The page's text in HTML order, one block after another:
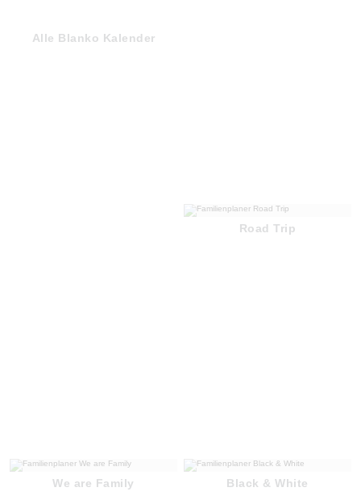
Road Trip
We are Family Black & White
Alle Blanko Kalender